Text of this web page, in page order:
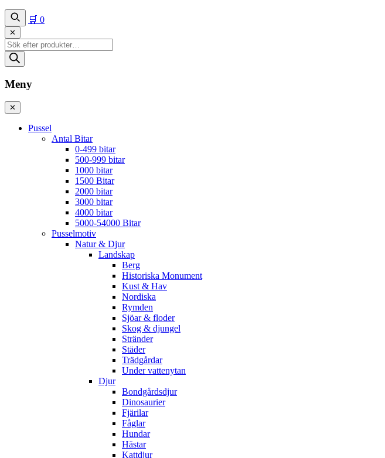
🛒 0
✕
Produktsökning
Meny
✕
Pussel
Antal Bitar
0-499 bitar
500-999 bitar
1000 bitar
1500 Bitar
2000 bitar
3000 bitar
4000 bitar
5000-54000 Bitar
Pusselmotiv
Natur & Djur
Landskap
Berg
Historiska Monument
Kust & Hav
Nordiska
Rymden
Sjöar & floder
Skog & djungel
Stränder
Städer
Trädgårdar
Under vattenytan
Djur
Bondgårdsdjur
Dinosaurier
Fjärilar
Fåglar
Hundar
Hästar
Kattdjur